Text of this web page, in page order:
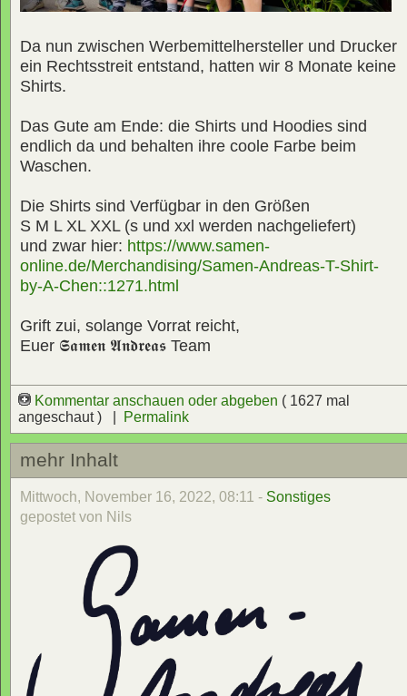
Da nun zwischen Werbemittelhersteller und Drucker
ein Rechtsstreit entstand, hatten wir 8 Monate keine
Shirts.
Das Gute am Ende: die Shirts und Hoodies sind
endlich da und behalten ihre coole Farbe beim
Waschen.
Die Shirts sind Verfügbar in den Größen
S M L XL XXL (s und xxl werden nachgeliefert)
und zwar hier: https://www.samen-
online.de/Merchandising/Samen-Andreas-T-Shirt-
by-A-Chen::1271.html
Grift zui, solange Vorrat reicht,
Euer 𝕾𝖆𝖒𝖊𝖓 𝕬𝖓𝖉𝖗𝖊𝖆𝖘 Team
Kommentar anschauen oder abgeben ( 1627 mal
angeschaut ) |
Permalink
mehr Inhalt
Mittwoch, November 16, 2022, 08:11 - Sonstiges
gepostet von Nils